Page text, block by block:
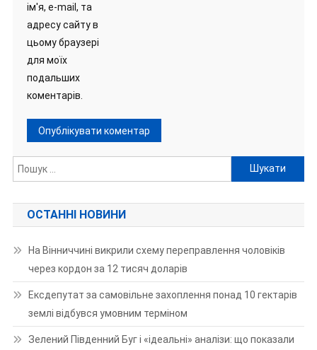
ім'я, e-mail, та
адресу сайту в
цьому браузері
для моїх
подальших
коментарів.
Пошук:
ОСТАННІ НОВИНИ
На Вінниччині викрили схему переправлення чоловіків
через кордон за 12 тисяч доларів
Ексдепутат за самовільне захоплення понад 10 гектарів
землі відбувся умовним терміном
Зелений Південний Буг і «ідеальні» аналізи: що показали